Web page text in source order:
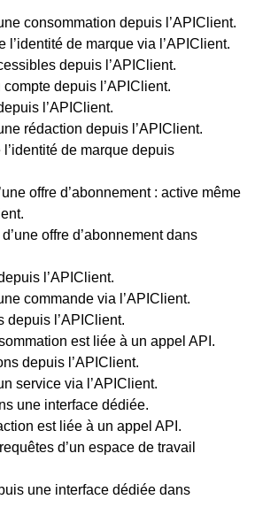
consommation depuis l’APIClient.
l’identité de marque via l’APIClient.
depuis l’APIClient.
depuis l’APIClient.
l’APIClient.
rédaction depuis l’APIClient.
de marque depuis
offre d’abonnement : active même
offre d’abonnement dans
l’APIClient.
commande via l’APIClient.
depuis l’APIClient.
est liée à un appel API.
depuis l’APIClient.
service via l’APIClient.
une interface dédiée.
est liée à un appel API.
d’un espace de travail
une interface dédiée dans